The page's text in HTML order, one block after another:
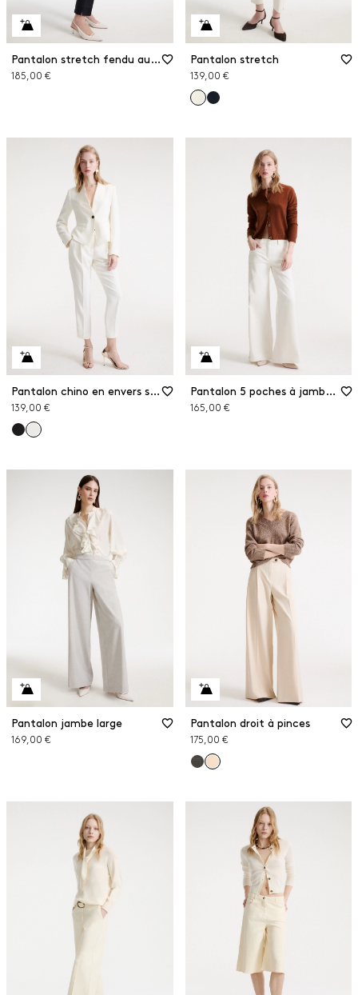
Pantalon stretch fendu aux chevilles
185,00 €
Pantalon stretch
139,00 €
Pantalon chino en envers satin
139,00 €
Pantalon 5 poches à jambe large
165,00 €
Pantalon jambe large
169,00 €
Pantalon droit à pinces
175,00 €